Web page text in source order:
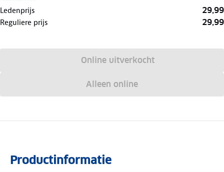
Ledenprijs 29,99
Reguliere prijs 29,99
Online uitverkocht
Alleen online
Productinformatie